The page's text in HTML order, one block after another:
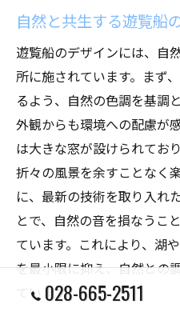
自然と共生する遊覧船
遊覧船のデザインには、自
所に施されています。まず
るよう、自然の色調を基調
外観からも環境への配慮が
は大きな窓が設けられてお
折々の風景を余すことなく
に、最新の技術を取り入れ
とで、自然の音を損なうこ
ています。これにより、湖
を最小限に抑え、自然との
ています。
028-665-2511